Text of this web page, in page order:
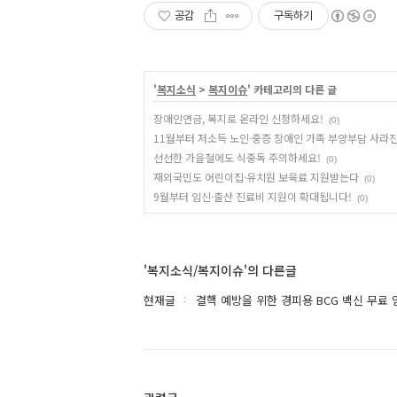
공감 구독하기
'복지소식 > 복지이슈' 카테고리의 다른 글
장애인연금, 복지로 온라인 신청하세요!
(0)
11월부터 저소득 노인·중증 장애인 가족 부양부담 사라
선선한 가을철에도 식중독 주의하세요!
(0)
재외국민도 어린이집·유치원 보육료 지원받는다 (0)
9월부터 임신·출산 진료비 지원이 확대됩니다! (0)
'복지소식/복지이슈'의 다른글
현재글 결핵 예방을 위한 경피용 BCG 백신 무료